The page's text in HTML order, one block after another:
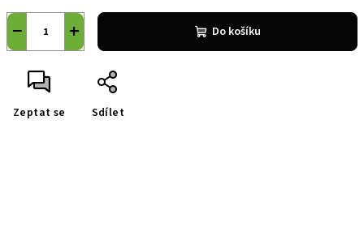
+
− Do košíku
Zeptat se Sdílet